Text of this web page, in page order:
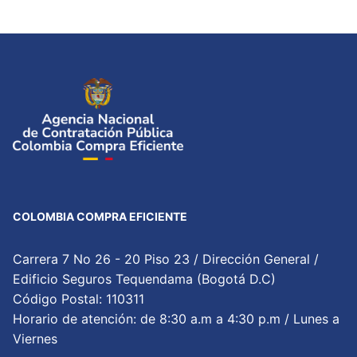
COLOMBIA COMPRA EFICIENTE
Carrera 7 No 26 - 20 Piso 23 / Dirección General /
Edificio Seguros Tequendama (Bogotá D.C)
Código Postal: 110311
Horario de atención: de 8:30 a.m a 4:30 p.m / Lunes a
Viernes